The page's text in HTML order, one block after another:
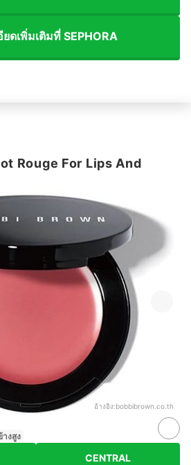
ยดเพิ่มเติมที่ SEPHORA
Rouge For Lips And
อ้างอิง:bobbibrown.co.th
งสูง
CENTRAL